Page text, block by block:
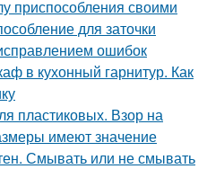
приспособления своими
для заточки
ошибок
в кухонный гарнитур. Как
пластиковых. Взор на
имеют значение
Смывать или не смывать